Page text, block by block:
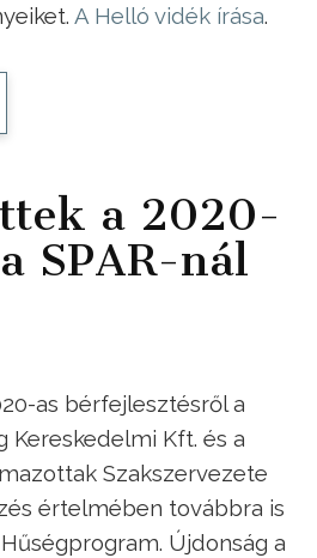
A Helló vidék írása.
a 2020-
SPAR-nál
as bérfejlesztésről a
Kereskedelmi Kft. és a
Szakszervezete
értelmében továbbra is
Újdonság a